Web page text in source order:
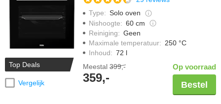
Top Deals
Vergelijk
Type: Solo oven
Nishoogte: 60 cm
Reiniging: Geen
Maximale temperatuur: 250 °C
Inhoud: 72 l
Meestal 399,-
359,-
Op voorraad
Bestel